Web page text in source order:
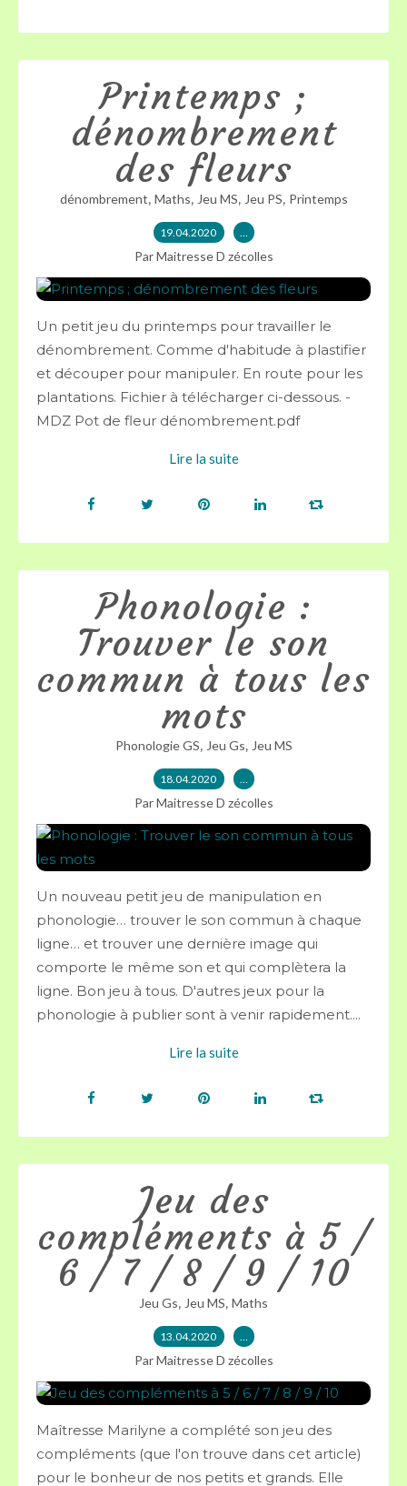
Printemps ;
dénombrement
des fleurs
dénombrement, Maths, Jeu MS, Jeu PS, Printemps
19.04.2020 …
Par Maitresse D zécolles
Un petit jeu du printemps pour travailler le
dénombrement. Comme d'habitude à plastifier
et découper pour manipuler. En route pour les
plantations. Fichier à télécharger ci-dessous. -
MDZ Pot de fleur dénombrement.pdf
Lire la suite
Phonologie :
Trouver le son
commun à tous les
mots
Phonologie GS, Jeu Gs, Jeu MS
18.04.2020 …
Par Maitresse D zécolles
Un nouveau petit jeu de manipulation en
phonologie… trouver le son commun à chaque
ligne… et trouver une dernière image qui
comporte le même son et qui complètera la
ligne. Bon jeu à tous. D'autres jeux pour la
phonologie à publier sont à venir rapidement....
Lire la suite
Jeu des
compléments à 5 /
6 / 7 / 8 / 9 / 10
Jeu Gs, Jeu MS, Maths
13.04.2020 …
Par Maitresse D zécolles
Maîtresse Marilyne a complété son jeu des
compléments (que l'on trouve dans cet article)
pour le bonheur de nos petits et grands. Elle